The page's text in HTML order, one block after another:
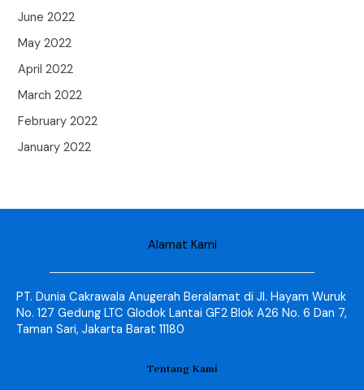
June 2022
May 2022
April 2022
March 2022
February 2022
January 2022
Alamat Kami
PT. Dunia Cakrawala Anugerah Beralamat di Jl. Hayam Wuruk
No. 127 Gedung LTC Glodok Lantai GF2 Blok A26 No. 6 Dan 7,
Taman Sari, Jakarta Barat 11180
Tentang Kami